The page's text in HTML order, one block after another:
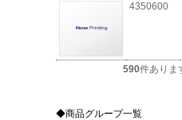
4350600
590件ありま
◆商品グループ一覧